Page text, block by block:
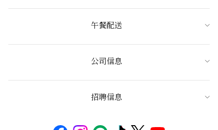
午餐配送
公司信息
招聘信息